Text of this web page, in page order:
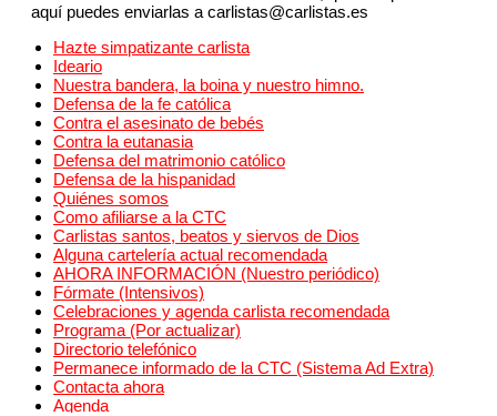
aquí puedes enviarlas a carlistas@carlistas.es
Hazte simpatizante carlista
Ideario
Nuestra bandera, la boina y nuestro himno.
Defensa de la fe católica
Contra el asesinato de bebés
Contra la eutanasia
Defensa del matrimonio católico
Defensa de la hispanidad
Quiénes somos
Como afiliarse a la CTC
Carlistas santos, beatos y siervos de Dios
Alguna cartelería actual recomendada
AHORA INFORMACIÓN (Nuestro periódico)
Fórmate (Intensivos)
Celebraciones y agenda carlista recomendada
Programa (Por actualizar)
Directorio telefónico
Permanece informado de la CTC (Sistema Ad Extra)
Contacta ahora
Agenda